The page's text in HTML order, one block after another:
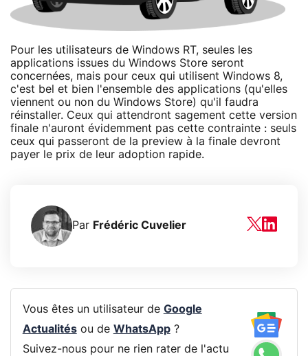
Pour les utilisateurs de Windows RT, seules les
applications issues du Windows Store seront
concernées, mais pour ceux qui utilisent Windows 8,
c'est bel et bien l'ensemble des applications (qu'elles
viennent ou non du Windows Store) qu'il faudra
réinstaller. Ceux qui attendront sagement cette version
finale n'auront évidemment pas cette contrainte : seuls
ceux qui passeront de la preview à la finale devront
payer le prix de leur adoption rapide.
Par Frédéric Cuvelier
Vous êtes un utilisateur de Google
Actualitésou de WhatsApp?
Suivez-nous pour ne rien rater de l'actu